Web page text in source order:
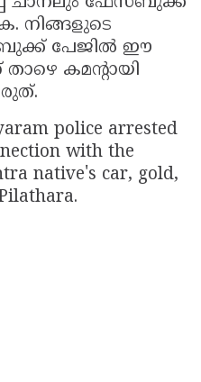
നിങ്ങളുടെ
പേജിൽ ഈ
കമന്റായി
police arrested
with the
native's car, gold,